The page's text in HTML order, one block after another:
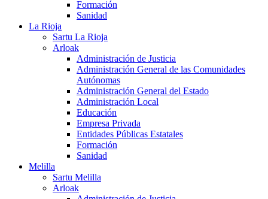
Formación
Sanidad
La Rioja
Sartu La Rioja
Arloak
Administración de Justicia
Administración General de las Comunidades
Autónomas
Administración General del Estado
Administración Local
Educación
Empresa Privada
Entidades Públicas Estatales
Formación
Sanidad
Melilla
Sartu Melilla
Arloak